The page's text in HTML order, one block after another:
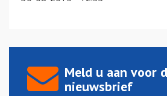
Meld u aan voor
nieuwsbrief